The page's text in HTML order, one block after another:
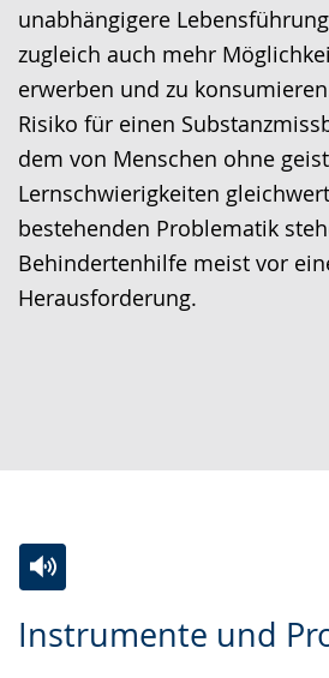
unabhängigere
zugleich auch mehr
erwerben und zu
Risiko für einen
dem von Menschen ohne
Lernschwierigkeiten
bestehenden Problematik
Behindertenhilfe meist vor
Herausforderung.
Instrumente und
Leichten
Audio-
Video